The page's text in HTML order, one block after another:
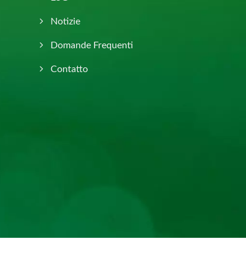
Notizie
Domande Frequenti
Contatto